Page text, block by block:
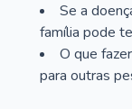
Se a
família pode
O que
para outras